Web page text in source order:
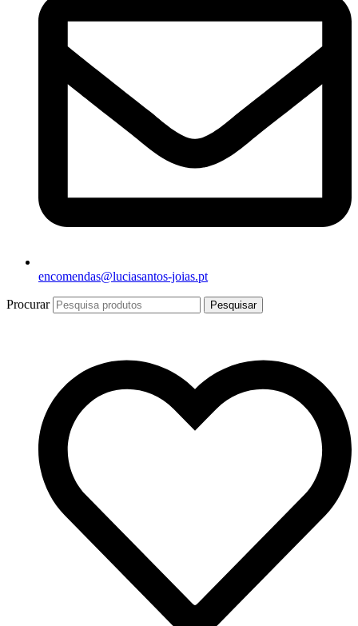
encomendas@luciasantos-joias.pt
Procurar Pesquisar